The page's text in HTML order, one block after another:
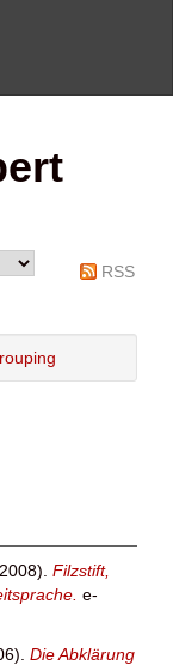
RSS
Filzstift,
e-
Die Abklärung